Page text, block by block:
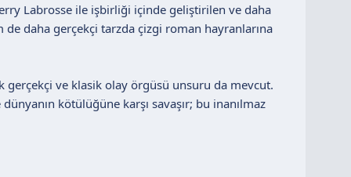
Labrosse ile işbirliği içinde geliştirilen ve daha
daha gerçekçi tarzda çizgi roman hayranlarına
ve klasik olay örgüsü unsuru da mevcut.
kötülüğüne karşı savaşır; bu inanılmaz